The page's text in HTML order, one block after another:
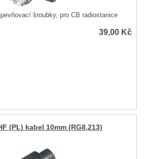
šroubky, pro CB radiostanice
39,00 Kč
(PL) kabel 10mm (RG8,213)